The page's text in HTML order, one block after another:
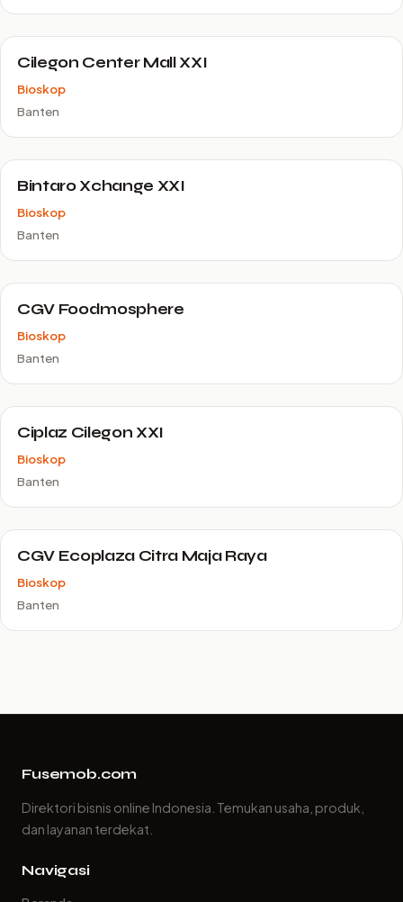
Cilegon Center Mall XXI
Bioskop
Banten
Bintaro Xchange XXI
Bioskop
Banten
CGV Foodmosphere
Bioskop
Banten
Ciplaz Cilegon XXI
Bioskop
Banten
CGV Ecoplaza Citra Maja Raya
Bioskop
Banten
Fusemob.com
Direktori bisnis online Indonesia. Temukan usaha, produk,
dan layanan terdekat.
Navigasi